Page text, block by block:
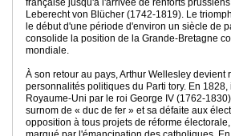
française jusqu'à l'arrivée de renforts
Leberecht von Blücher (1742-1819). Le
le début d'une période d'environ un siècle de
consolide la position de la Grande-Bretagne
mondiale.
À son retour au pays, Arthur Wellesley
personnalités politiques du Parti tory. En
Royaume-Uni par le roi George IV (1762-
surnom de « duc de fer » et sa défaite aux
opposition à tous projets de réforme